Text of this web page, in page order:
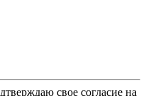
свое согласие на